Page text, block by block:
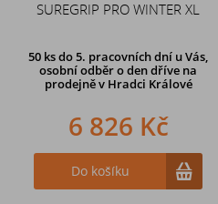
SUREGRIP PRO WINTER XL
50 ksdo 5. pracovních dní u Vás,
osobní odběr o den dříve na
prodejněv Hradci Králové
6 826 Kč
Do košíku